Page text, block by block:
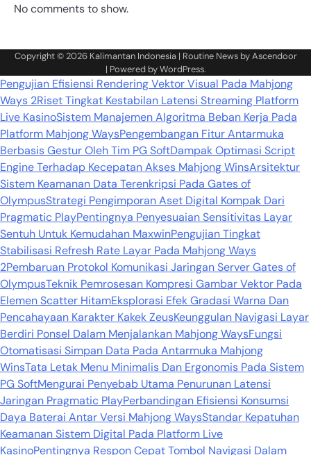
No comments to show.
Copyright © 2026 Kalimantan Indonesia| Routine News byAscendoor
| Powered byWordPress.
Pengujian Efisiensi Rendering Vektor Visual Pada Mahjong
Ways 2Riset Tingkat Kestabilan Latensi Streaming Platform
Live KasinoSistem Manajemen Algoritma Beban Kerja Pada
Platform Mahjong WaysPengembangan Fitur Antarmuka
Berbasis Gestur Oleh Tim PG SoftDampak Optimasi Script
Engine Terhadap Kecepatan Akses Mahjong WinsArsitektur
Sistem Keamanan Data Terenkripsi Pada Gates of
OlympusStrategi Pengimporan Aset Digital Kompak Dari
Pragmatic PlayPentingnya Penyesuaian Sensitivitas Layar
Sentuh Untuk Kemudahan MaxwinPengujian Tingkat
Stabilisasi Refresh Rate Layar Pada Mahjong Ways
2Pembaruan Protokol Komunikasi Jaringan Server Gates of
OlympusTeknik Pemrosesan Kompresi Gambar Vektor Pada
Elemen Scatter HitamEksplorasi Efek Gradasi Warna Dan
Pencahayaan Karakter Kakek ZeusKeunggulan Navigasi Layar
Berdiri Ponsel Dalam Menjalankan Mahjong WaysFungsi
Otomatisasi Simpan Data Pada Antarmuka Mahjong
WinsTata Letak Menu Minimalis Dan Ergonomis Pada Sistem
PG SoftMengurai Penyebab Utama Penurunan Latensi
Jaringan Pragmatic PlayPerbandingan Efisiensi Konsumsi
Daya Baterai Antar Versi Mahjong WaysStandar Kepatuhan
Keamanan Sistem Digital Pada Platform Live
KasinoPentingnya Respon Cepat Tombol Navigasi Dalam